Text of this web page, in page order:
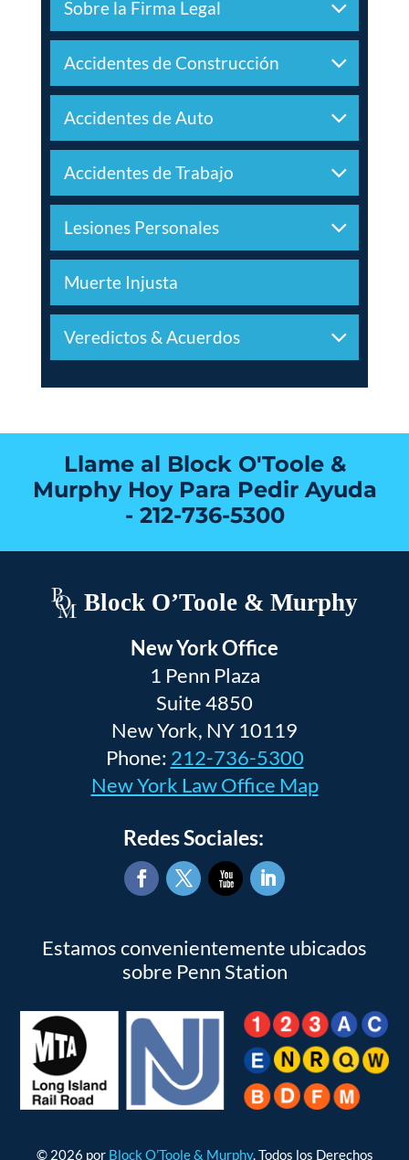
Sobre la Firma Legal
Accidentes de Construcción
Accidentes de Auto
Accidentes de Trabajo
Lesiones Personales
Muerte Injusta
Veredictos & Acuerdos
Llame al Block O'Toole &
Murphy Hoy Para Pedir Ayuda
- 212-736-5300
Block O’Toole & Murphy
New York Office
1 Penn Plaza
Suite 4850
New York, NY 10119
Phone: 212-736-5300
New York Law Office Map
Redes Sociales:
Estamos convenientemente ubicados
sobre Penn Station
© 2026 por Block O’Toole & Murphy. Todos los Derechos